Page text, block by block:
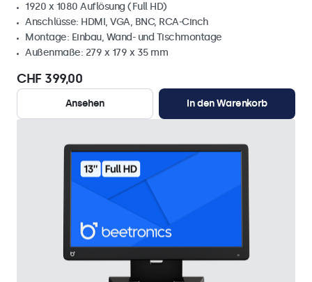
1920 x 1080 Auflösung (Full HD)
Anschlüsse: HDMI, VGA, BNC, RCA-Cinch
Montage: Einbau, Wand- und Tischmontage
Außenmaße: 279 x 179 x 35 mm
CHF 399,00
Ansehen In den Warenkorb